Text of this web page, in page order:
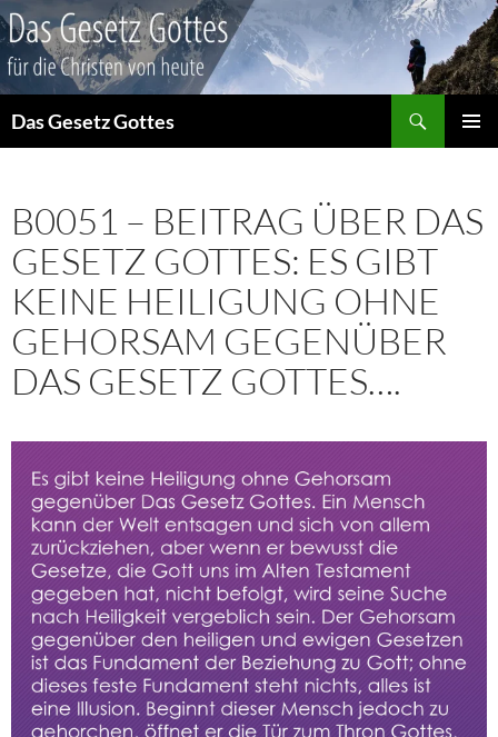
Das Gesetz Gottes
B0051 – BEITRAG ÜBER DAS
GESETZ GOTTES: ES GIBT
KEINE HEILIGUNG OHNE
GEHORSAM GEGENÜBER
DAS GESETZ GOTTES….